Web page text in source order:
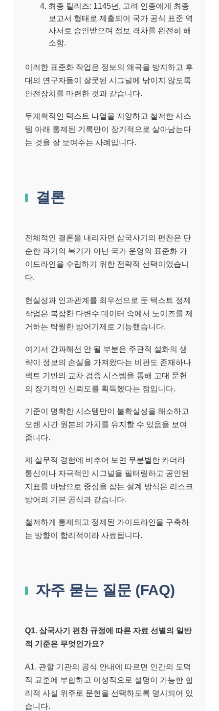
최종 릴리즈: 1145년, 고려 인종에게 최종
보고서 형태로 제출되어 국가 공식 표준 역
사서로 승인받으며 정보 격차를 완전히 해
소함.
이러한 표준화 작업은 정보의 왜곡을 방지하고 후
대의 연구자들이 잘못된 시그널에 낚이지 않도록
안전장치를 마련한 것과 같습니다.
무계획적인 텍스트 나열을 지양하고 철저한 시스
템 아래 통제된 기록만이 장기적으로 살아남는다
는 것을 잘 보여주는 사례입니다.
결론
전체적인 결론을 내리자면 삼국사기의 편찬은 단
순한 과거의 복기가 아닌 국가 운영의 표준화 가
이드라인을 수립하기 위한 전략적 선택이었습니
다.
현실성과 인과관계를 최우선으로 둔 텍스트 정제
작업은 복잡한 다변수 데이터 속에서 노이즈를 제
거하는 탁월한 방어기제로 기능했습니다.
여기서 간과해선 안 될 부분은 주관적 설화의 생
략이 정보의 손실을 가져왔다는 비판도 존재하나
팩트 기반의 교차 검증 시스템을 통해 고대 문헌
의 장기적인 신뢰도를 획득했다는 점입니다.
기준이 명확한 시스템만이 불확실성을 해소하고
오랜 시간 원본의 가치를 유지할 수 있음을 보여
줍니다.
제 실무적 경험에 비추어 보면 무분별한 카더라
통신이나 자극적인 시그널을 필터링하고 공인된
지표를 바탕으로 중심을 잡는 설계 방식은 리스크
방어의 기본 공식과 같습니다.
철저하게 통제되고 정제된 가이드라인을 구축하
는 방향이 합리적이라 사료됩니다.
자주 묻는 질문 (FAQ)
Q1. 삼국사기 편찬 규정에 따른 자료 선별의 일반
적 기준은 무엇인가요?
A1. 관할 기관의 공식 안내에 따르면 인간의 도덕
적 교훈에 부합하고 이성적으로 설명이 가능한 합
리적 사실 위주로 문헌을 선택하도록 명시되어 있
습니다.